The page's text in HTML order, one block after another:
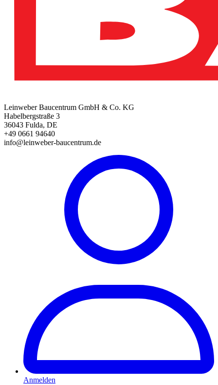
Leinweber Baucentrum GmbH & Co. KG
Habelbergstraße 3
36043 Fulda, DE
+49 0661 94640
info@leinweber-baucentrum.de
Anmelden